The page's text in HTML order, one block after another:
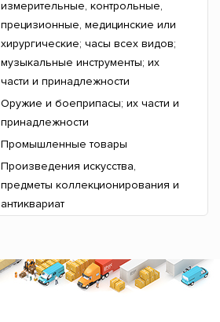
измерительные, контрольные,
прецизионные, медицинские или
хирургические; часы всех видов;
музыкальные инструменты; их
части и принадлежности
Оружие и боеприпасы; их части и
принадлежности
Промышленные товары
Произведения искусства,
предметы коллекционирования и
антиквариат